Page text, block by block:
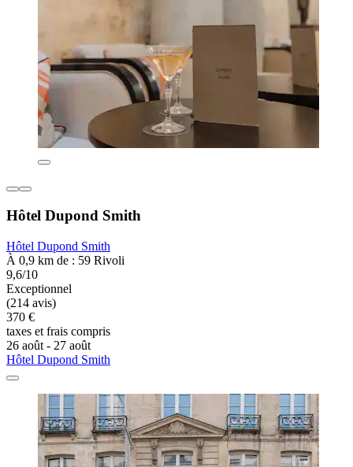
Hôtel Dupond Smith
Hôtel Dupond Smith
À 0,9 km de : 59 Rivoli
9,6/10
Exceptionnel
(214 avis)
370 €
taxes et frais compris
26 août - 27 août
Hôtel Dupond Smith